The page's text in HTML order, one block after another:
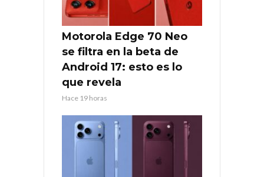
Motorola Edge 70 Neo
se filtra en la beta de
Android 17: esto es lo
que revela
Hace 19 horas